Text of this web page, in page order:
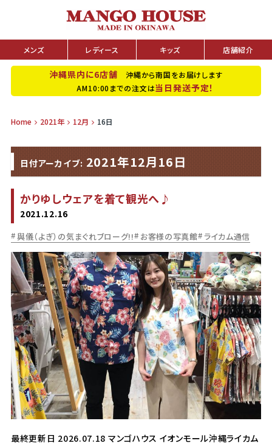
メンズ レディース キッズ 店舗紹介
沖縄県内に6店舗 沖縄から南国をお届けします
AM10:00までの注文は当日発送予定！
Home 2021年 12月 16日
日付アーカイブ: 2021年12月16日
かりゆしウェアを着て観光へ♪
2021.12.16
與儀（よぎ）の気まぐれブローグ!! お客様の写真館 ライカム通信
最終更新日 2026.07.18 マンゴハウス イオンモール沖縄ライカム